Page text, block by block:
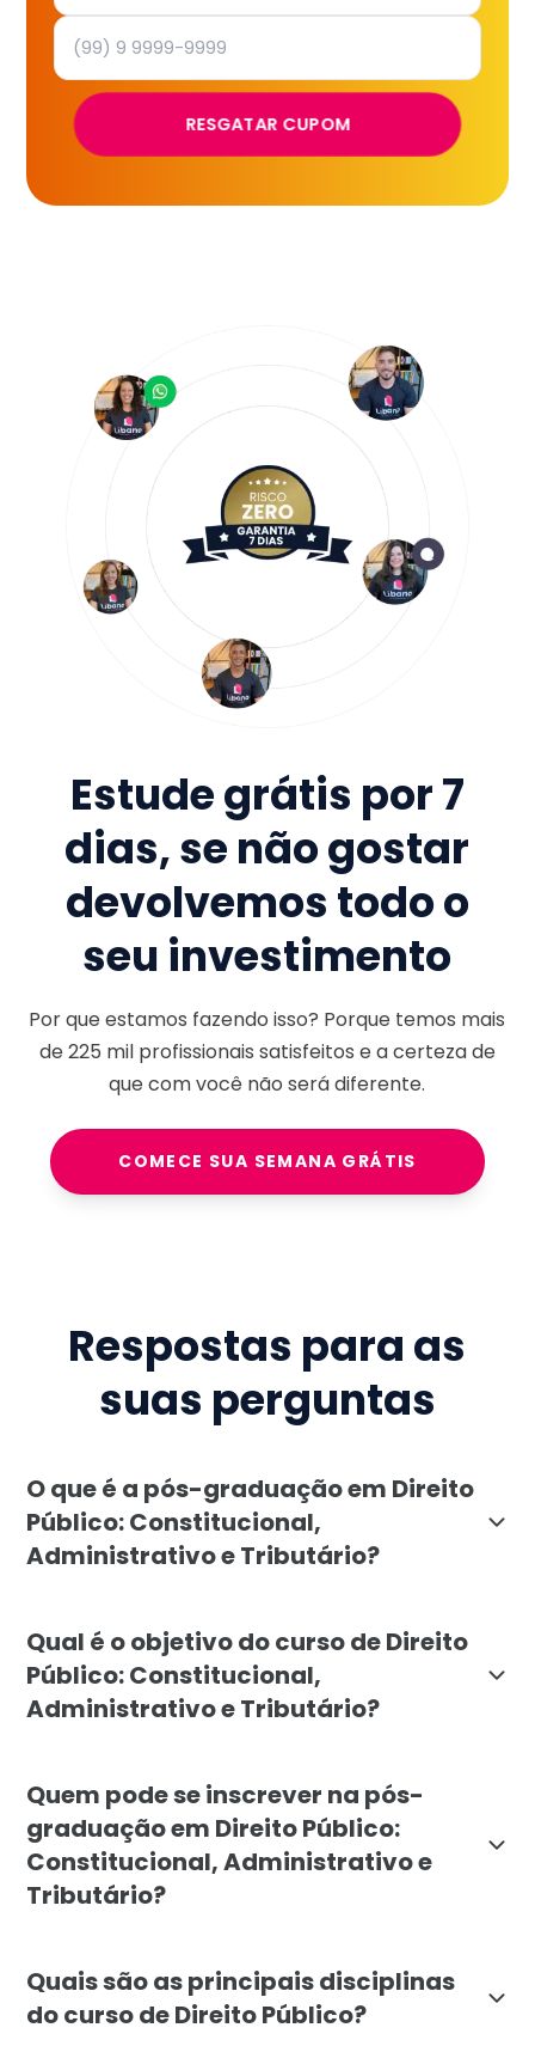
RESGATAR CUPOM
Estude grátis por 7
dias, se não gostar
devolvemos todo o
seu investimento
Por que estamos fazendo isso? Porque temos mais
de225 milprofissionais satisfeitos e a certeza de
que com você não será diferente.
COMECE SUA SEMANA GRÁTIS
Respostas para as
suas perguntas
O que é a pós-graduação em Direito
Público: Constitucional,
Administrativo e Tributário?
Qual é o objetivo do curso de Direito
Público: Constitucional,
Administrativo e Tributário?
Quem pode se inscrever na pós-
graduação em Direito Público:
Constitucional, Administrativo e
Tributário?
Quais são as principais disciplinas
do curso de Direito Público?